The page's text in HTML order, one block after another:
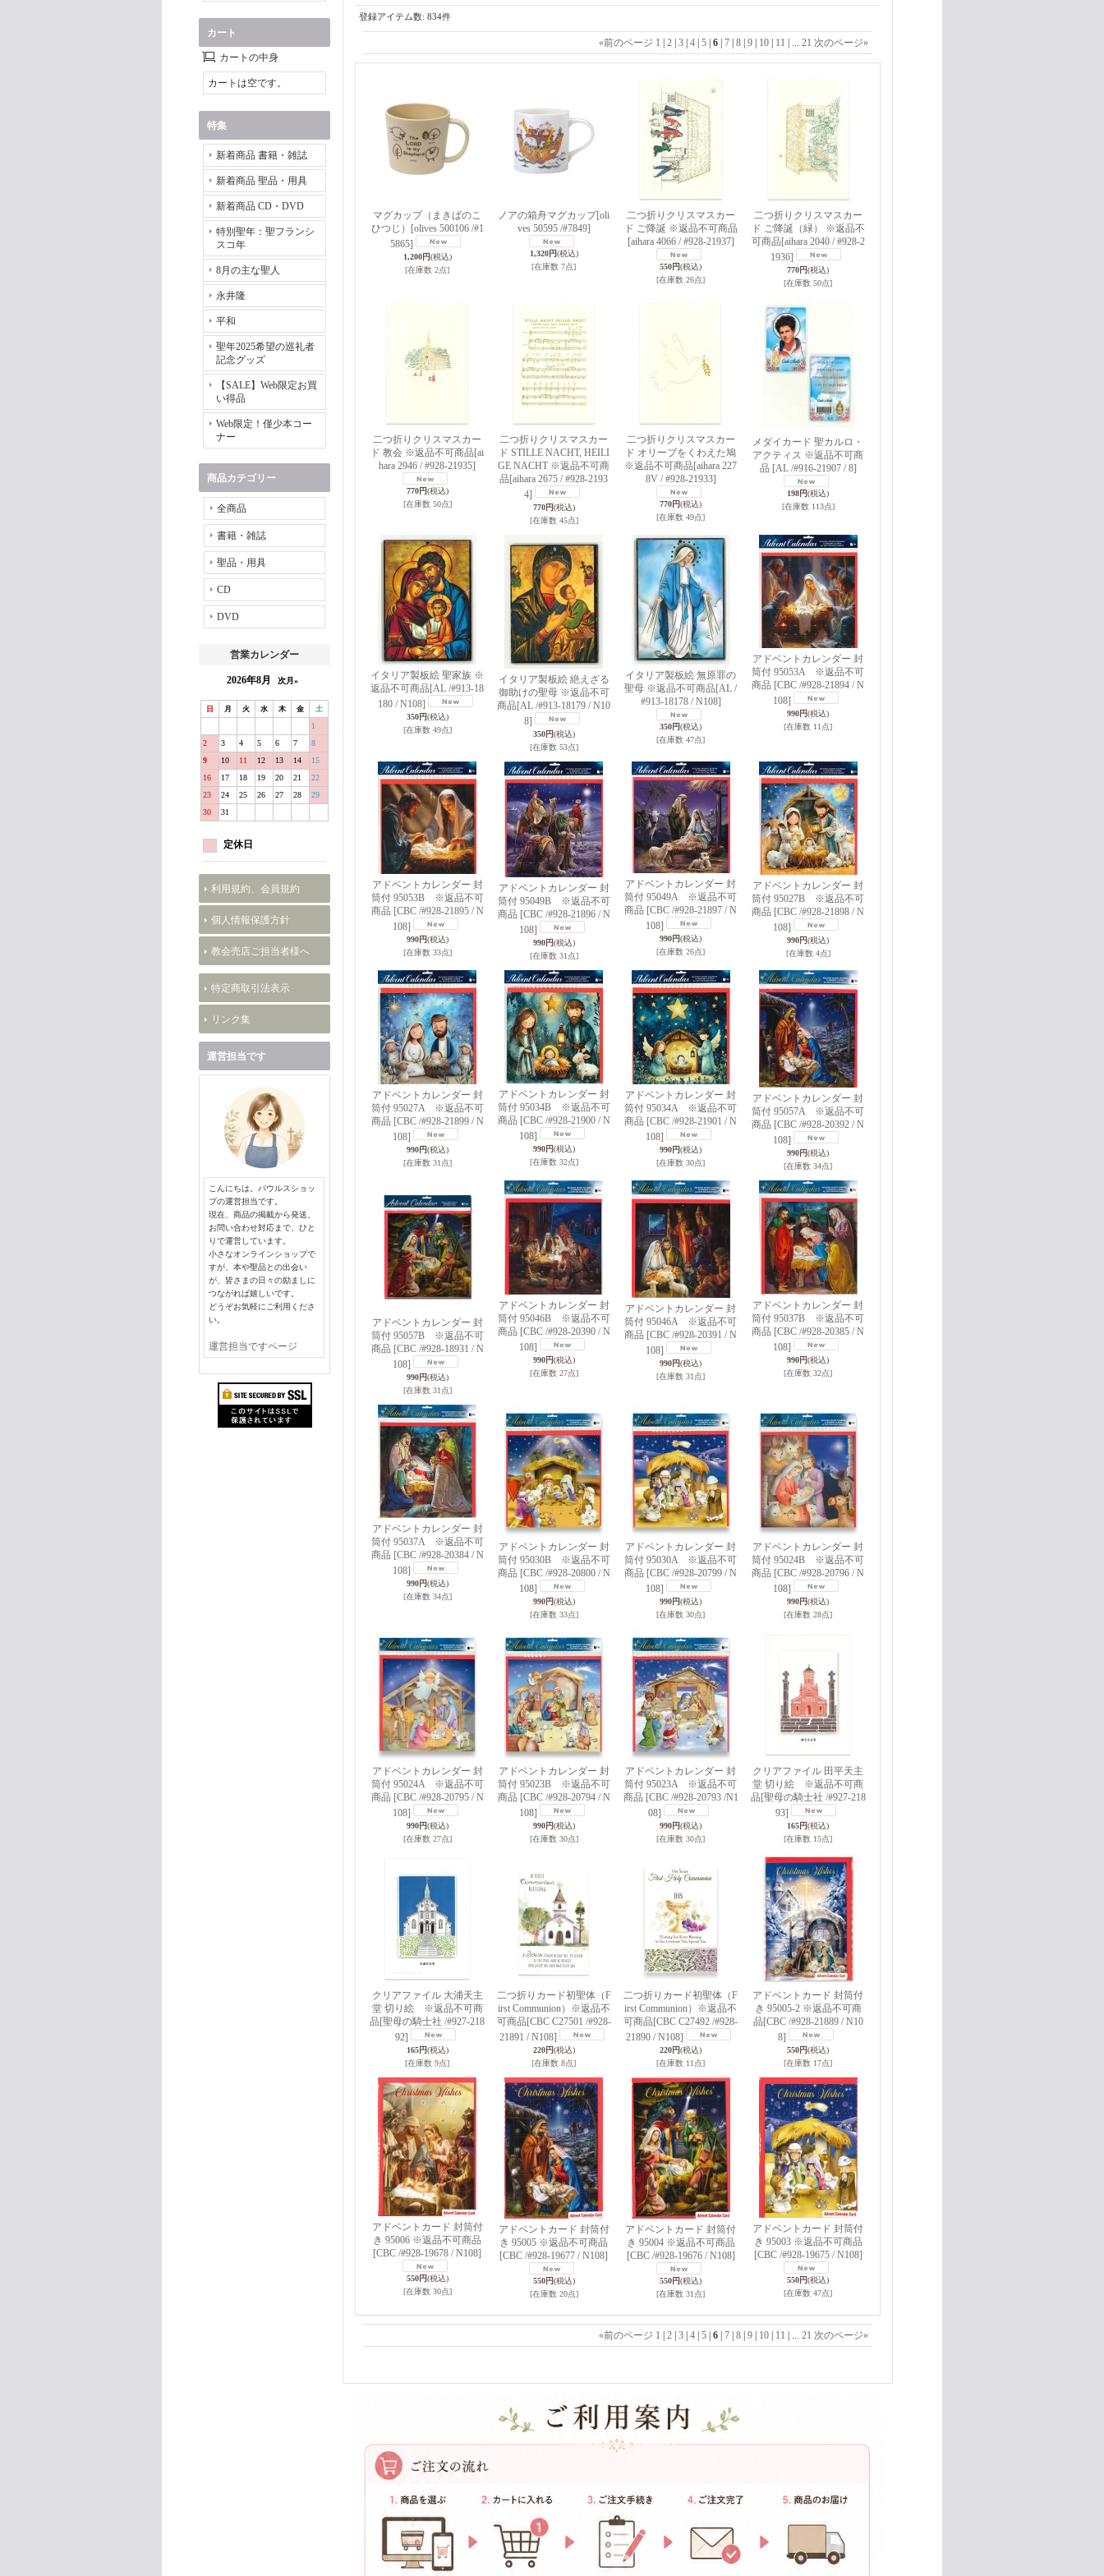
カート
カートの中身
カートは空です。
特集
新着商品 書籍・雑誌
新着商品 聖品・用具
新着商品 CD・DVD
特別聖年：聖フランシ
スコ年
8月の主な聖人
永井隆
平和
聖年2025希望の巡礼者
記念グッズ
【SALE】Web限定お買
い得品
Web限定！僅少本コー
ナー
商品カテゴリー
全商品
書籍・雑誌
聖品・用具
CD
DVD
営業カレンダー
2026年8月 次月»
日 月 火 水 木 金 土
1
2
3 4 5 6 7
8
9
10 11 12 13 14
15
16
17 18 19 20 21
22
23
24 25 26 27 28
29
30
31
定休日
利用規約、会員規約
個人情報保護方針
教会売店ご担当者様へ
特定商取引法表示
リンク集
運営担当です
こんにちは。パウルスショッ
プの運営担当です。
現在、商品の掲載から発送、
お問い合わせ対応まで、ひと
りで運営しています。
小さなオンラインショップで
すが、本や聖品との出会い
が、皆さまの日々の励ましに
つながれば嬉しいです。
どうぞお気軽にご利用くださ
い。
運営担当ですページ
登録アイテム数: 834件
«前のページ 1 2 3 4 5 6 7 8 9 10 11 ... 21 次のページ»
マグカップ（まきばのこ
ひつじ）
[olives 500106 /#1
5865]
1,200円(税込)
[在庫数 2点]
ノアの箱舟マグカップ[oli
ves 50595 /#7849]
1,320円(税込)
[在庫数 7点]
二つ折りクリスマスカー
ド ご降誕 ※返品不可商品
[aihara 4066 / #928-21937]
550円(税込)
[在庫数 26点]
二つ折りクリスマスカー
ド ご降誕（緑） ※返品不
可商品 [aihara 2040 / #928-2
1936]
770円(税込)
[在庫数 50点]
二つ折りクリスマスカー
ド 教会 ※返品不可商品 [ai
hara 2946 / #928-21935]
770円(税込)
[在庫数 50点]
二つ折りクリスマスカー
ド STILLE NACHT, HEILI
GE NACHT ※返品不可商
品 [aihara 2675 / #928-2193
4]
770円(税込)
[在庫数 45点]
二つ折りクリスマスカー
ド オリーブをくわえた鳩
※返品不可商品 [aihara 227
8V / #928-21933]
770円(税込)
[在庫数 49点]
メダイカード 聖カルロ・
アクティス ※返品不可商
品 [AL /#916-21907 / 8]
198円(税込)
[在庫数 113点]
イタリア製板絵 聖家族 ※
返品不可商品 [AL /#913-18
180 / N108]
350円(税込)
[在庫数 49点]
イタリア製板絵 絶えざる
御助けの聖母 ※返品不可
商品 [AL /#913-18179 / N10
8]
350円(税込)
[在庫数 53点]
イタリア製板絵 無原罪の
聖母 ※返品不可商品 [AL /
#913-18178 / N108]
350円(税込)
[在庫数 47点]
アドベントカレンダー 封
筒付 95053A ※返品不可
商品 [CBC /#928-21894 / N
108]
990円(税込)
[在庫数 11点]
アドベントカレンダー 封
筒付 95053B ※返品不可
商品 [CBC /#928-21895 / N
108]
990円(税込)
[在庫数 33点]
アドベントカレンダー 封
筒付 95049B ※返品不可
商品 [CBC /#928-21896 / N
108]
990円(税込)
[在庫数 31点]
アドベントカレンダー 封
筒付 95049A ※返品不可
商品 [CBC /#928-21897 / N
108]
990円(税込)
[在庫数 26点]
アドベントカレンダー 封
筒付 95027B ※返品不可
商品 [CBC /#928-21898 / N
108]
990円(税込)
[在庫数 4点]
アドベントカレンダー 封
筒付 95027A ※返品不可
商品 [CBC /#928-21899 / N
108]
990円(税込)
[在庫数 31点]
アドベントカレンダー 封
筒付 95034B ※返品不可
商品 [CBC /#928-21900 / N
108]
990円(税込)
[在庫数 32点]
アドベントカレンダー 封
筒付 95034A ※返品不可
商品 [CBC /#928-21901 / N
108]
990円(税込)
[在庫数 30点]
アドベントカレンダー 封
筒付 95057A ※返品不可
商品 [CBC /#928-20392 / N
108]
990円(税込)
[在庫数 34点]
アドベントカレンダー 封
筒付 95057B ※返品不可
商品 [CBC /#928-18931 / N
108]
990円(税込)
[在庫数 31点]
アドベントカレンダー 封
筒付 95046B ※返品不可
商品 [CBC /#928-20390 / N
108]
990円(税込)
[在庫数 27点]
アドベントカレンダー 封
筒付 95046A ※返品不可
商品 [CBC /#928-20391 / N
108]
990円(税込)
[在庫数 31点]
アドベントカレンダー 封
筒付 95037B ※返品不可
商品 [CBC /#928-20385 / N
108]
990円(税込)
[在庫数 32点]
アドベントカレンダー 封
筒付 95037A ※返品不可
商品 [CBC /#928-20384 / N
108]
990円(税込)
[在庫数 34点]
アドベントカレンダー 封
筒付 95030B ※返品不可
商品 [CBC /#928-20800 / N
108]
990円(税込)
[在庫数 33点]
アドベントカレンダー 封
筒付 95030A ※返品不可
商品 [CBC /#928-20799 / N
108]
990円(税込)
[在庫数 30点]
アドベントカレンダー 封
筒付 95024B ※返品不可
商品 [CBC /#928-20796 / N
108]
990円(税込)
[在庫数 28点]
アドベントカレンダー 封
筒付 95024A ※返品不可
商品 [CBC /#928-20795 / N
108]
990円(税込)
[在庫数 27点]
アドベントカレンダー 封
筒付 95023B ※返品不可
商品 [CBC /#928-20794 / N
108]
990円(税込)
[在庫数 30点]
アドベントカレンダー 封
筒付 95023A ※返品不可
商品 [CBC /#928-20793 /N1
08]
990円(税込)
[在庫数 30点]
クリアファイル 田平天主
堂 切り絵 ※返品不可商
品 [聖母の騎士社 /#927-218
93]
165円(税込)
[在庫数 15点]
クリアファイル 大浦天主
堂 切り絵 ※返品不可商
品 [聖母の騎士社 /#927-218
92]
165円(税込)
[在庫数 9点]
二つ折りカード初聖体（F
irst Communion）※返品不
可商品 [CBC C27501 /#928-
21891 / N108]
220円(税込)
[在庫数 8点]
二つ折りカード初聖体（F
irst Communion）※返品不
可商品 [CBC C27492 /#928-
21890 / N108]
220円(税込)
[在庫数 11点]
アドベントカード 封筒付
き 95005-2 ※返品不可商
品 [CBC /#928-21889 / N10
8]
550円(税込)
[在庫数 17点]
アドベントカード 封筒付
き 95006 ※返品不可商品
[CBC /#928-19678 / N108]
550円(税込)
[在庫数 30点]
アドベントカード 封筒付
き 95005 ※返品不可商品
[CBC /#928-19677 / N108]
550円(税込)
[在庫数 20点]
アドベントカード 封筒付
き 95004 ※返品不可商品
[CBC /#928-19676 / N108]
550円(税込)
[在庫数 31点]
アドベントカード 封筒付
き 95003 ※返品不可商品
[CBC /#928-19675 / N108]
550円(税込)
[在庫数 47点]
«前のページ 1 2 3 4 5 6 7 8 9 10 11 ... 21 次のページ»